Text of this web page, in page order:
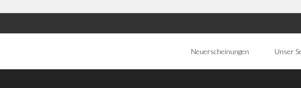
Neuerscheinungen Unser